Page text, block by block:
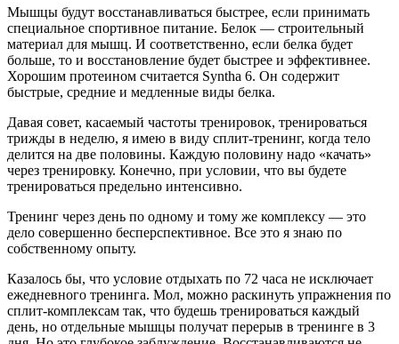
Мышцы будут восстанавливаться быстрее, если принимать
специальное спортивное питание. Белок — строительный
материал для мышц. И соответственно, если белка будет
больше, то и восстановление будет быстрее и эффективнее.
Хорошим протеином считается Syntha 6. Он содержит
быстрые, средние и медленные виды белка.
Давая совет, касаемый частоты тренировок, тренироваться
трижды в неделю, я имею в виду сплит-тренинг, когда тело
делится на две половины. Каждую половину надо «качать»
через тренировку. Конечно, при условии, что вы будете
тренироваться предельно интенсивно.
Тренинг через день по одному и тому же комплексу — это
дело совершенно бесперспективное. Все это я знаю по
собственному опыту.
Казалось бы, что условие отдыхать по 72 часа не исключает
ежедневного тренинга. Мол, можно раскинуть упражнения по
сплит-комплексам так, что будешь тренироваться каждый
день, но отдельные мышцы получат перерыв в тренинге в 3